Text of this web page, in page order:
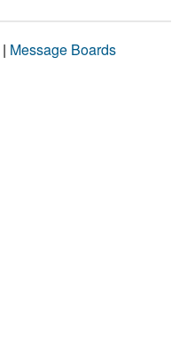
| Message Boards